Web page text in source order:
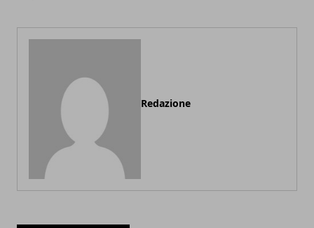
Redazione